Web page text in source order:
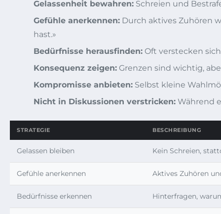
Gelassenheit bewahren: Schreien und
Gefühle anerkennen: Durch aktives Zuhören
hast.»
Bedürfnisse herausfinden: Oft verstecken
Konsequenz zeigen: Grenzen sind wichtig,
Kompromisse anbieten: Selbst kleine
Nicht in Diskussionen verstricken: Während
STRATEGIE BESCHREIBUNG
Gelassen bleiben Kein Schreien,
Gefühle anerkennen Aktives Zuhören
Bedürfnisse erkennen Hinterfragen,